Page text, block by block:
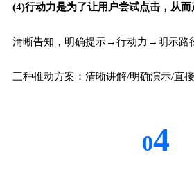
(4)行动力是为了让用户尝试点击，从
清晰告知，明确提示→行动力→明示路
三种推动方案：清晰讲解/明确演示/直
04